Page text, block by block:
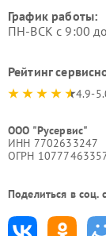
График работы:
ПН-ВСК с 9:00
Рейтинг
4.9-
ООО "Русервис"
ИНН 7702633247
ОГРН
Поделиться в соц.